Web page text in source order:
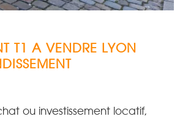
T1 A VENDRE LYON
ou investissement locatif,